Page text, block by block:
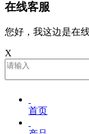
在线客服
您好，我这边是在
X
首页